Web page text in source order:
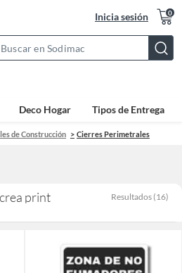
Inicia sesión 0
Bar
Deco Hogar Tipos de Entrega
de Construcción Cierres Perimetrales
print Resultados (16)